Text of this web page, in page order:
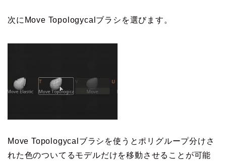
次にMove Topologycalブラシを選びます。
Move Topologycalブラシを使うとポリグループ分けさ
れた色のついてるモデルだけを移動させることが可能